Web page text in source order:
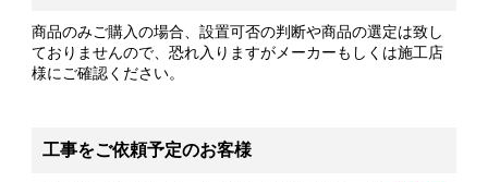
商品のみご購入の場合、設置可否の判断や商品の選定は致し
ておりませんので、恐れ入りますがメーカーもしくは施工店
様にご確認ください。
工事をご依頼予定のお客様